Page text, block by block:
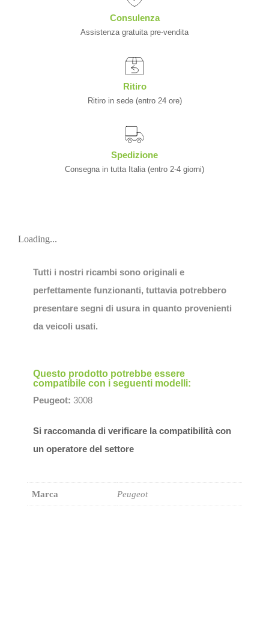
Consulenza
Assistenza gratuita pre-vendita
Ritiro
Ritiro in sede (entro 24 ore)
Spedizione
Consegna in tutta Italia (entro 2-4 giorni)
Loading...
Tutti i nostri ricambi sono originali e
perfettamente funzionanti, tuttavia potrebbero
presentare segni di usura in quanto provenienti
da veicoli usati.
Questo prodotto potrebbe essere
compatibile con i seguenti modelli:
Peugeot: 3008
Si raccomanda di verificare la compatibilità con
un operatore del settore
Marca Peugeot